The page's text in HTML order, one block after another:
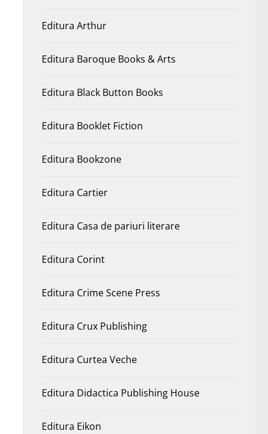
Editura Arthur
Editura Baroque Books & Arts
Editura Black Button Books
Editura Booklet Fiction
Editura Bookzone
Editura Cartier
Editura Casa de pariuri literare
Editura Corint
Editura Crime Scene Press
Editura Crux Publishing
Editura Curtea Veche
Editura Didactica Publishing House
Editura Eikon